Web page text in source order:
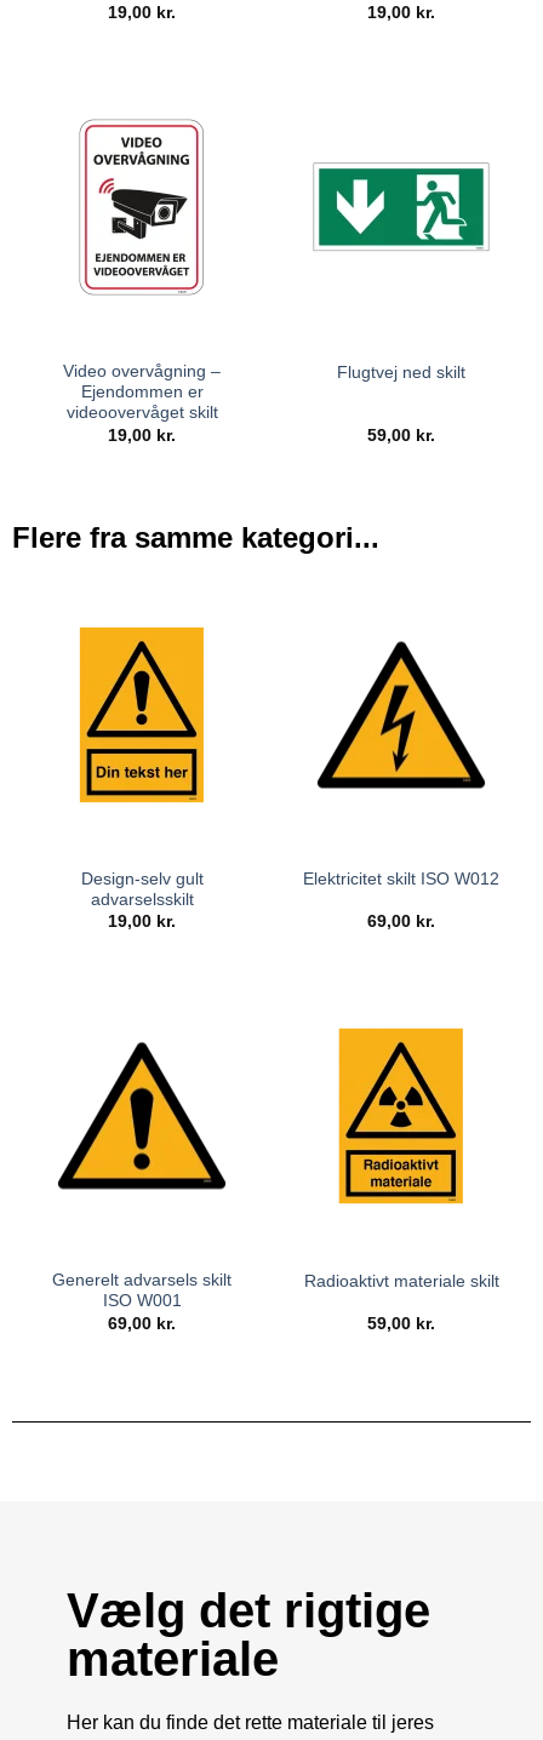
19,00 kr. 19,00 kr.
Video overvågning –
Ejendommen er
videoovervåget skilt
19,00 kr.
Flugtvej ned skilt
59,00 kr.
Flere fra samme kategori...
Design-selv gult
advarselsskilt
19,00 kr.
Elektricitet skilt ISO W012
69,00 kr.
Generelt advarsels skilt
ISO W001
69,00 kr.
Radioaktivt materiale skilt
59,00 kr.
Vælg det rigtige
materiale
Her kan du finde det rette materiale til jeres